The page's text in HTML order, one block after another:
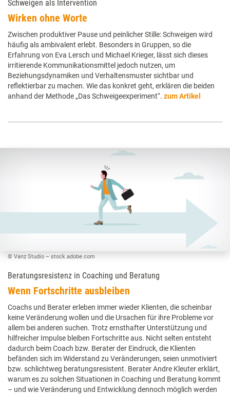
Schweigen als Intervention
Wirken ohne Worte
Zwischen produktiver Pause und peinlicher Stille: Schweigen wird
häufig als ambivalent erlebt. Besonders in Gruppen, so die
Erfahrung von Eva Lersch und Michael Krieger, lässt sich dieses
irritierende Kommunikationsmittel jedoch nutzen, um
Beziehungsdynamiken und Verhaltensmuster sichtbar und
reflektierbar zu machen. Wie das konkret geht, erklären die beiden
anhand der Methode „Das Schweigeexperiment“. zum Artikel
© Vanz Studio – stock.adobe.com
Beratungsresistenz in Coaching und Beratung
Wenn Fortschritte ausbleiben
Coachs und Berater erleben immer wieder Klienten, die scheinbar
keine Veränderung wollen und die Ursachen für ihre Probleme vor
allem bei anderen suchen. Trotz ernsthafter Unterstützung und
hilfreicher Impulse bleiben Fortschritte aus. Nicht selten entsteht
dadurch beim Coach bzw. Berater der Eindruck, die Klienten
befänden sich im Widerstand zu Veränderungen, seien unmotiviert
bzw. schlichtweg beratungsresistent. Berater Andre Kleuter erklärt,
warum es zu solchen Situationen in Coaching und Beratung kommt
– und wie Veränderung und Entwicklung dennoch möglich werden